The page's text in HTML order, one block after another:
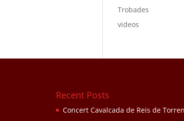
Trobades
videos
Recent Posts
Concert Cavalcada de Reis de